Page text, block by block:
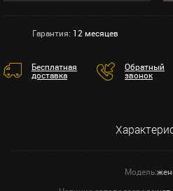
Гарантия: 12 месяцев
Бесплатная
доставка
Обратный
звонок
Модель: